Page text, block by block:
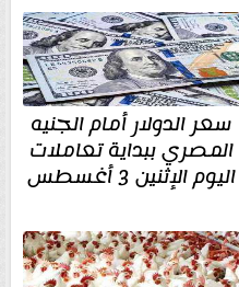
سعر الدولار أمام الجنيه
المصري ببداية تعاملات
اليوم الإثنين 3 أغسطس